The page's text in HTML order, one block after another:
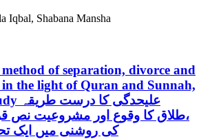
Iqbal, Shabana Mansha
of separation, divorce and
the light of Quran and Sunnah,
علیحدگی کا درست طریقہ
،طلاق کا وقوع اور مشروعیت نص
کی روشنی میں ایک